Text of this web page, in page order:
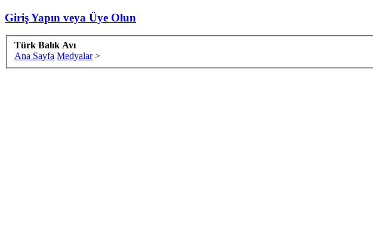
Giriş Yapın veya Üye Olun
Türk Balık Avı
Ana Sayfa Medyalar >